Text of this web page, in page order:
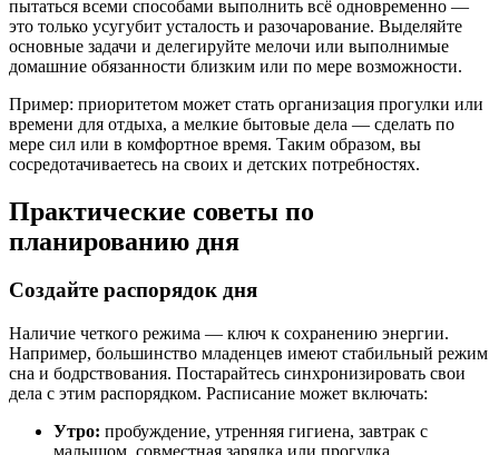
пытаться всеми способами выполнить всё одновременно —
это только усугубит усталость и разочарование. Выделяйте
основные задачи и делегируйте мелочи или выполнимые
домашние обязанности близким или по мере возможности.
Пример: приоритетом может стать организация прогулки или
времени для отдыха, а мелкие бытовые дела — сделать по
мере сил или в комфортное время. Таким образом, вы
сосредотачиваетесь на своих и детских потребностях.
Практические советы по
планированию дня
Создайте распорядок дня
Наличие четкого режима — ключ к сохранению энергии.
Например, большинство младенцев имеют стабильный режим
сна и бодрствования. Постарайтесь синхронизировать свои
дела с этим распорядком. Расписание может включать:
Утро: пробуждение, утренняя гигиена, завтрак с